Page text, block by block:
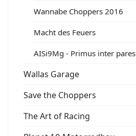
Wannabe Choppers 2016
Macht des Feuers
AISi9Mg - Primus inter pares
Wallas Garage
Save the Choppers
The Art of Racing